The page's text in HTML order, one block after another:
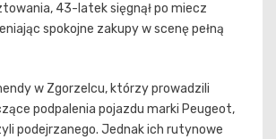
43-latek sięgnął po miecz
spokojne zakupy w scenę pełną
w Zgorzelcu, którzy prowadzili
podpalenia pojazdu marki Peugeot,
podejrzanego. Jednak ich rutynowe